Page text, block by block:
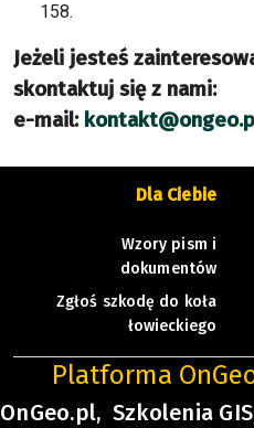
158.
Jeżeli jesteś
skontaktuj się z nami:
e-mail:
Dla Ciebie
Wzory pism i
dokumentów
Zgłoś szkodę do koła
łowieckiego
Platforma
OnGeo.pl, Szkolenia